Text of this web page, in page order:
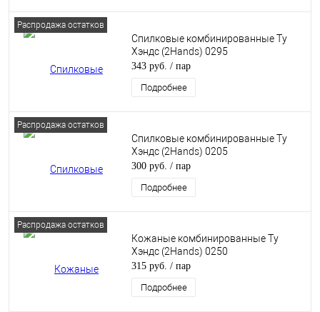
Распродажа остатков
Спилковые комбинированные Ту
Хэндс (2Hands) 0295
343 руб. / пар
Подробнее
Распродажа остатков
Спилковые комбинированные Ту
Хэндс (2Hands) 0205
300 руб. / пар
Подробнее
Распродажа остатков
Кожаные комбинированные Ту
Хэндс (2Hands) 0250
315 руб. / пар
Подробнее